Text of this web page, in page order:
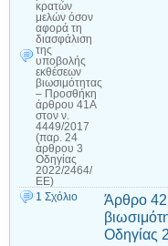
κρατών
μελών όσον
αφορά τη
διασφάλιση
της
υποβολής
εκθέσεων
βιωσιμότητας
– Προσθήκη
άρθρου 41Α
στον ν.
4449/2017
(παρ. 24
άρθρου 3
Οδηγίας
2022/2464/
ΕΕ)
1 Σχόλιο
Άρθρο 42
Οδηγίας